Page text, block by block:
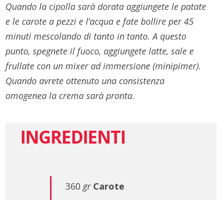
Quando la cipolla sarà dorata aggiungete le patate
e le carote a pezzi e l’acqua e fate bollire per 45
minuti mescolando di tanto in tanto. A questo
punto, spegnete il fuoco, aggiungete latte, sale e
frullate con un mixer ad immersione (minipimer).
Quando avrete ottenuto una consistenza
omogenea la crema sarà pronta.
INGREDIENTI
360 gr Carote